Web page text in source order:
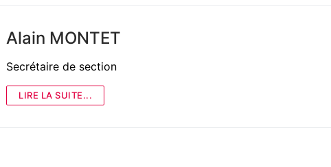
Alain MONTET
Secrétaire de section
LIRE LA SUITE...